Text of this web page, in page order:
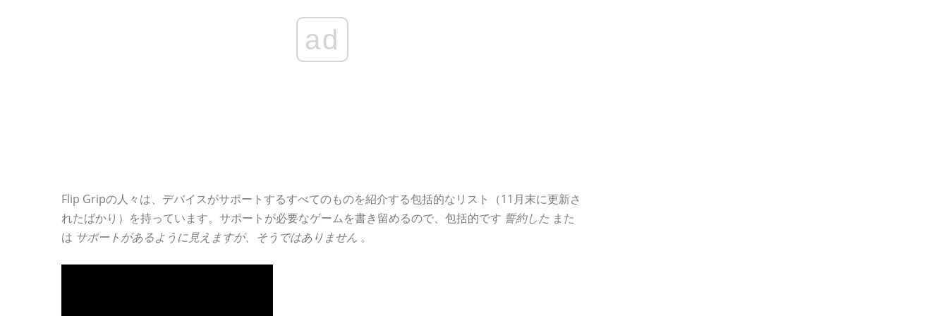
ad
Flip Gripの人々は、デバイスがサポートするすべてのものを紹介する包括的なリスト（11月末に更新さ
れたばかり）を持っています。サポートが必要なゲームを書き留めるので、包括的です 誓約した また
は サポートがあるように見えますが、そうではありません 。